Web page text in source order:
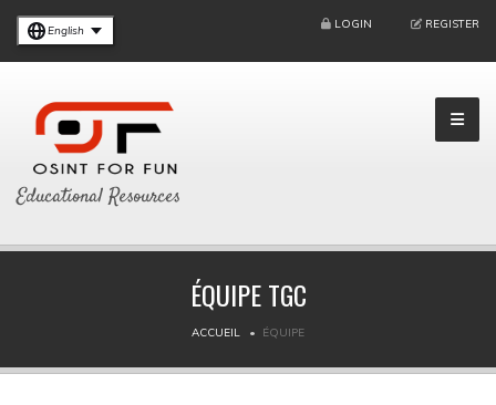
English LOGIN REGISTER
Educational Resources
ÉQUIPE TGC
ACCUEIL ÉQUIPE